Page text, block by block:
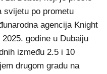
svijetu po prometu
agencija Knight
godine u Dubaiju
između 2.5 i 10
drugom gradu na